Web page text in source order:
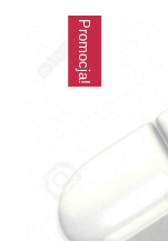
Promocja!